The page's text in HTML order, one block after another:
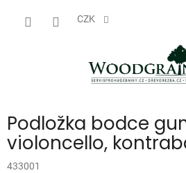
CZK
Podložka bodce
violoncello,
433001